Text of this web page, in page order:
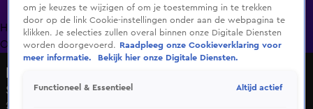
HomeUitzending Gemist Programma's De Bondgenoten
OranjezomerLivestreamsShop
Seizoen 1, aflevering 5
2 feb 2025, 20:29
om je keuzes te wijzigen of om je toestemming in te trekken
door op de link Cookie-instellingen onder aan de webpagina te
klikken. Je selecties zullen overal binnen onze Digitale Diensten
worden doorgevoerd.
Raadpleeg onze Cookieverklaring voor
meer informatie.
Bekijk hier onze Digitale Diensten.
Functioneel & Essentieel Altijd actief